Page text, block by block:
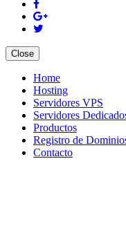
Close
Home
Hosting
Servidores VPS
Servidores
Productos
Registro de
Contacto